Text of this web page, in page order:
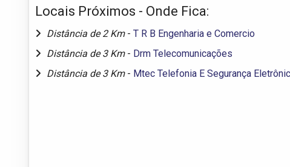
Locais Próximos - Onde Fica:
Distância de 2 Km - T R B Engenharia e Comercio
Distância de 3 Km - Drm Telecomunicações
Distância de 3 Km - Mtec Telefonia E Segurança